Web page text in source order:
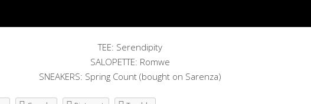
TEE: Serendipity
SALOPETTE: Romwe
SNEAKERS: Spring Count (bought on Sarenza)